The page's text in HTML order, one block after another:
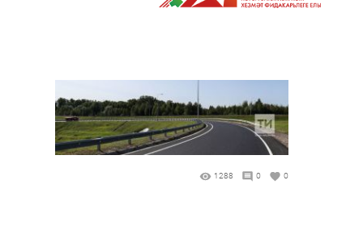
1288 0 0